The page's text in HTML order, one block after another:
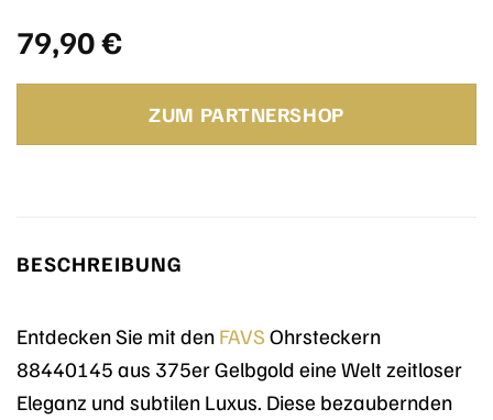
79,90€
ZUM PARTNERSHOP
BESCHREIBUNG
Entdecken Sie mit den FAVS Ohrsteckern
88440145 aus 375er Gelbgold eine Welt zeitloser
Eleganz und subtilen Luxus. Diese bezaubernden